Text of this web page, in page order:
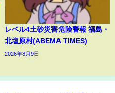
レベル4土砂災害危険警報 福島・
北塩原村(ABEMA TIMES)
2026年8月9日